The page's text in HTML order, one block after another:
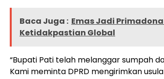
Baca Juga : Emas Jadi
Ketidakpastian Global
“Bupati Pati telah melanggar sumpah
Kami meminta DPRD mengirimkan